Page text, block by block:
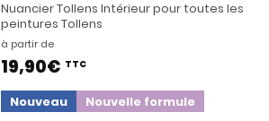
Nuancier Tollens Intérieur pour toutes les
peintures Tollens
à partir de
19,90€ TTC
Nouveau Nouvelle formule